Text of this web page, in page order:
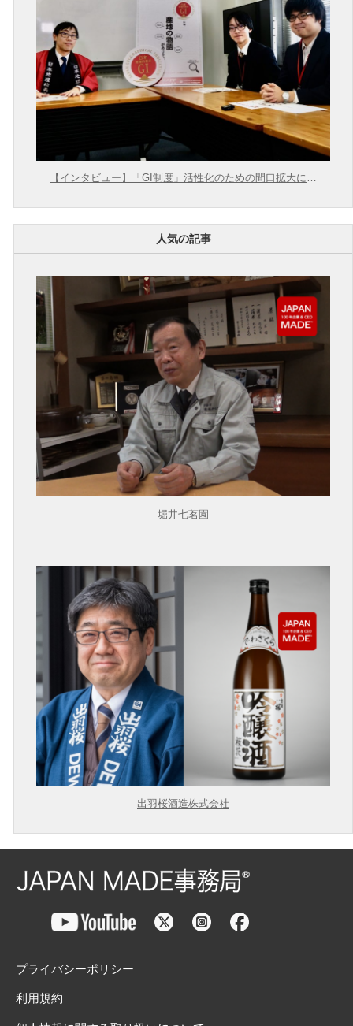
【インタビュー】「GI制度」活性化のための間口拡大に向
人気の記事
堀井七茗園
出羽桜酒造株式会社
プライバシーポリシー
利用規約